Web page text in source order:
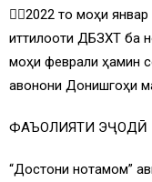
2022 то моҳи
иттилооти ДБЗХТ ба
моҳи феврали ҳамин
ҷавонони Донишгоҳи
ФАЪОЛИЯТИ ЭҶОДӢ
“Достони нотамом”